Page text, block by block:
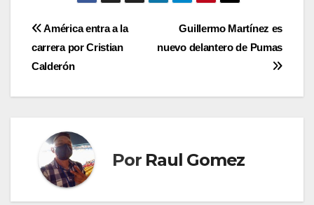
Navegación
de
entradas
Guillermo Martínez es
nuevo delantero de Pumas
América entra a la
carrera por Cristian
Calderón
Por Raul Gomez